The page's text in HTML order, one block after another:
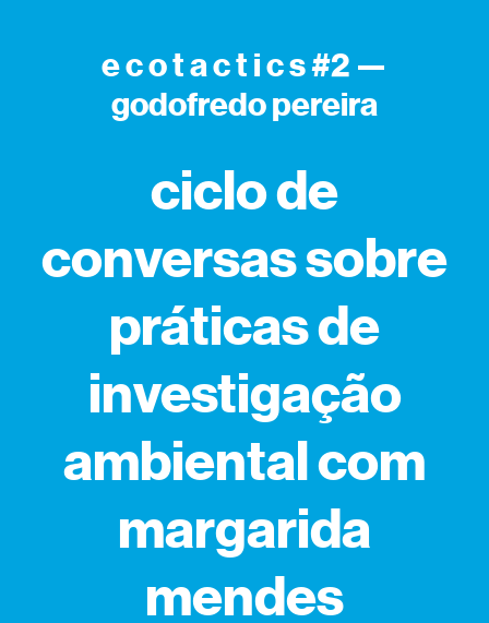
e c o t a c t i c s #2 —
godofredo pereira
ciclo de
conversas sobre
práticas de
investigação
ambiental com
margarida
mendes